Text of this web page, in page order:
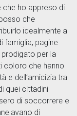
che ho appreso di
che
idealmente a
famiglia, pagine
prodigato per la
coloro che hanno
e dell’amicizia tra
quei cittadini
di soccorrere e
di